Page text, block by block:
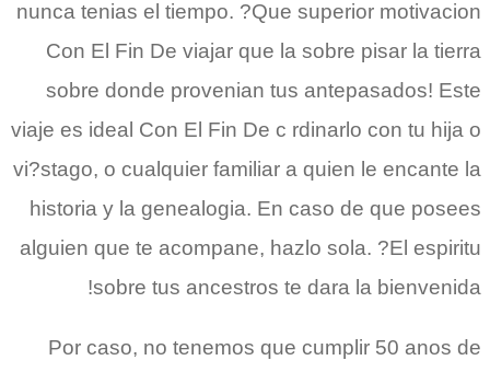
nunca tenias el tiempo. ?Que superior motivacion
Con El Fin De viajar que la sobre pisar la tierra
sobre donde provenian tus antepasados! Este
viaje es ideal Con El Fin De c rdinarlo con tu hija o
vi?stago, o cualquier familiar a quien le encante la
historia y la genealogia. En caso de que posees
alguien que te acompane, hazlo sola. ?El espiritu
sobre tus ancestros te dara la bienvenida!
Por caso, no tenemos que cumplir 50 anos de